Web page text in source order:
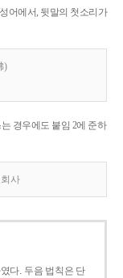
어에서, 뒷말의 첫소리가
)
경우에도 붙임 2에 준하
사
다. 두음 법칙은 단